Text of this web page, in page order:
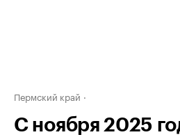
Пермский край
С ноября 2025